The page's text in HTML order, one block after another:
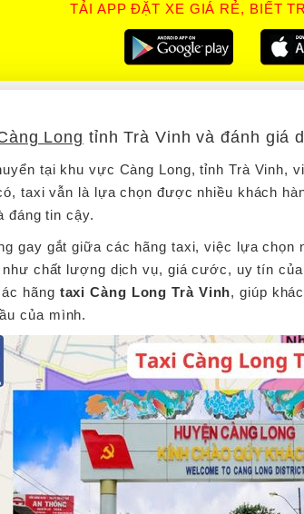
TẢI APP ĐẶT XE GIÁ RẺ, BIẾT
Long tỉnh Trà Vinh và đánh giá
tại khu vực Càng Long, tỉnh Trà Vinh,
taxi vẫn là lựa chọn được nhiều khách
đáng tin cậy.
gay gắt giữa các hãng taxi, việc lựa
chất lượng dịch vụ, giá cước, uy tín
hãng taxi Càng Long Trà Vinh, giúp
của mình.